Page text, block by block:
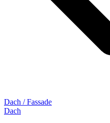
Dach / Fassade
Dach